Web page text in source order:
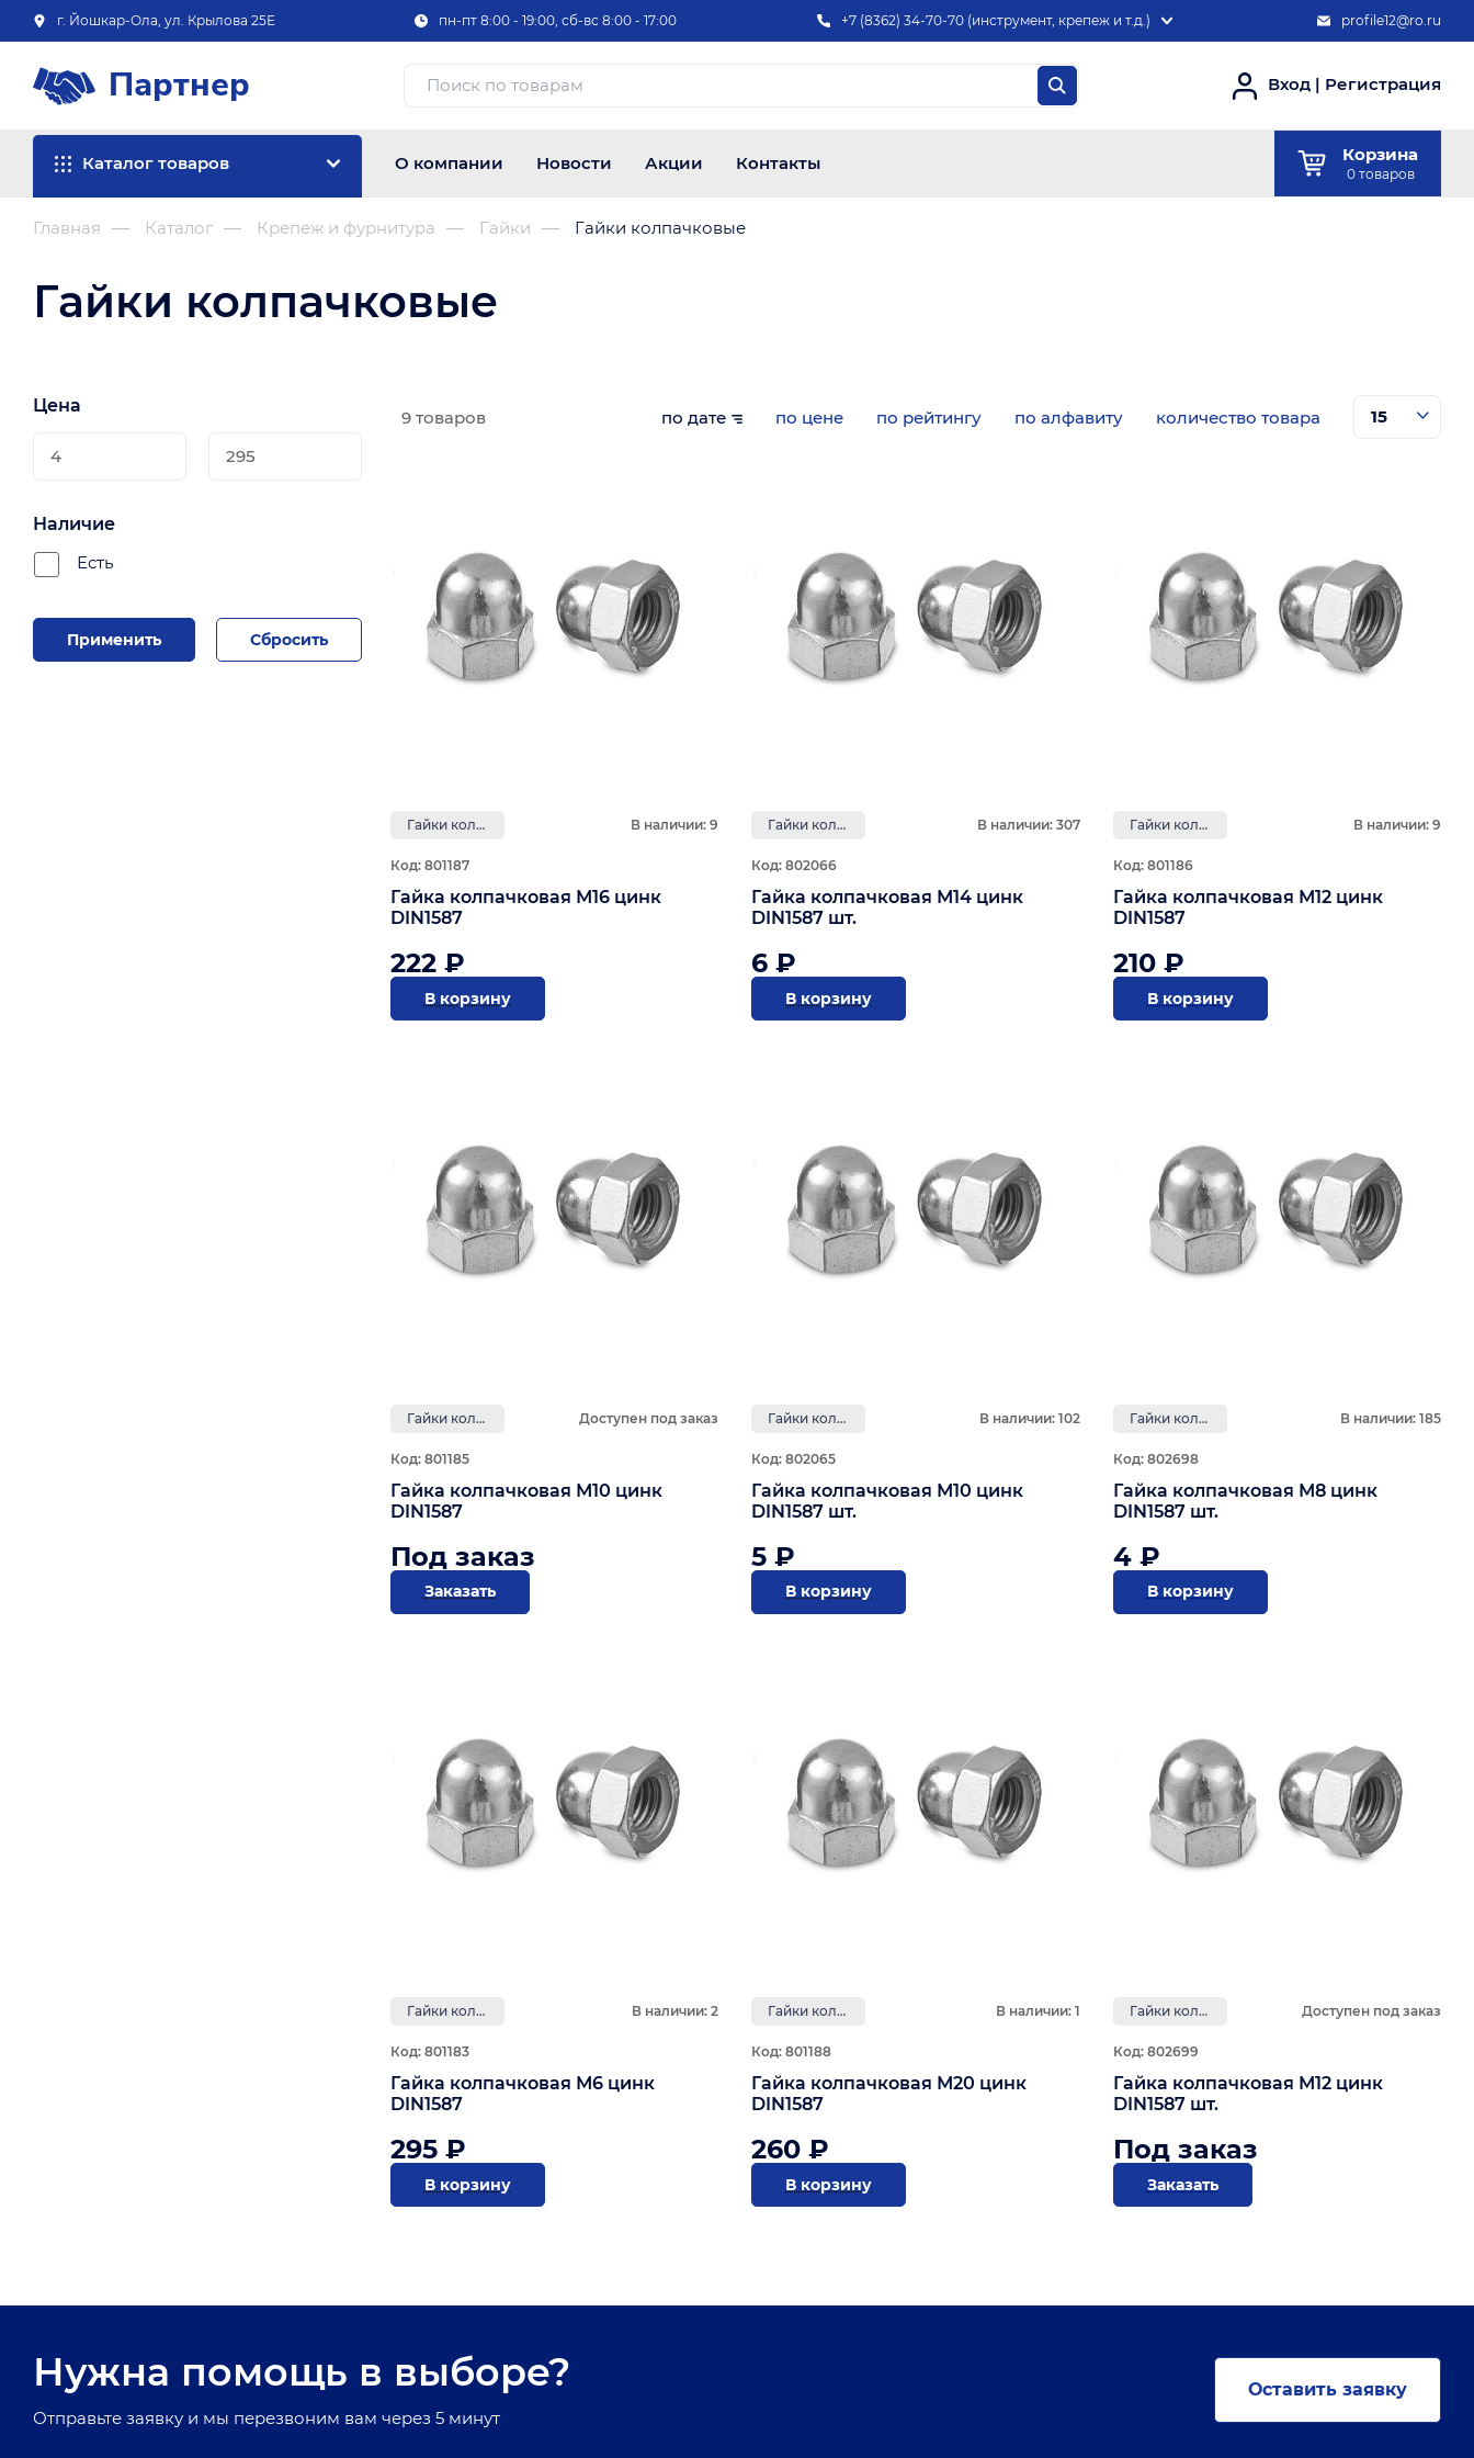
г. Йошкар-Ола, ул. Крылова 25Е пн-пт 8:00 - 19:00, сб-вс 8:00 - 17:00 +7 (8362) 34-70-70 (инструмент, крепеж и т.д.) profile12@ro.ru
Партнер Вход | Регистрация
Каталог товаров О компании Новости Акции Контакты Корзина
0 товаров
Главная Каталог Крепеж и фурнитура Гайки Гайки колпачковые
Гайки колпачковые
Цена
Наличие
Есть
Применить Сбросить
по дате по цене по рейтингу по алфавиту количество товара
9 товаров
Гайки колпачковые В наличии: 9
Код: 801187
Гайка колпачковая М16 цинк
DIN1587
222 ₽
В корзину
Гайки колпачковые В наличии: 307
Код: 802066
Гайка колпачковая М14 цинк
DIN1587 шт.
6 ₽
В корзину
Гайки колпачковые В наличии: 9
Код: 801186
Гайка колпачковая М12 цинк
DIN1587
210 ₽
В корзину
Гайки колпачковые Доступен под заказ
Код: 801185
Гайка колпачковая М10 цинк
DIN1587
Под заказ
Заказать
Гайки колпачковые В наличии: 102
Код: 802065
Гайка колпачковая М10 цинк
DIN1587 шт.
5 ₽
В корзину
Гайки колпачковые В наличии: 185
Код: 802698
Гайка колпачковая М8 цинк
DIN1587 шт.
4 ₽
В корзину
Гайки колпачковые В наличии: 2
Код: 801183
Гайка колпачковая М6 цинк
DIN1587
295 ₽
В корзину
Гайки колпачковые В наличии: 1
Код: 801188
Гайка колпачковая М20 цинк
DIN1587
260 ₽
В корзину
Гайки колпачковые Доступен под заказ
Код: 802699
Гайка колпачковая М12 цинк
DIN1587 шт.
Под заказ
Заказать
Нужна помощь в выборе?
Отправьте заявку и мы перезвоним вам через 5 минут
Оставить заявку